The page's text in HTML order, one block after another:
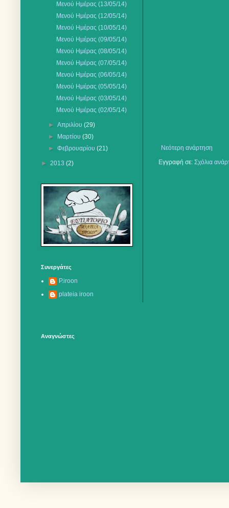
Νεότερη ανάρτηση
Εγγραφή σε: Σχόλια
Μενού Ημέρας (13/05/14)
Μενού Ημέρας (12/05/14)
Μενού Ημέρας (10/05/14)
Μενού Ημέρας (09/05/14)
Μενού Ημέρας (08/05/14)
Μενού Ημέρας (07/05/14)
Μενού Ημέρας (06/05/14)
Μενού Ημέρας (05/05/14)
Μενού Ημέρας (03/05/14)
Μενού Ημέρας (02/05/14)
►Απριλίου(29)
►
Μαρτίου(30)
►Φεβρουαρίου(21)
► 2013 (2)
Συνεργάτες
P.iroon
plateia iroon
Αναγνώστες